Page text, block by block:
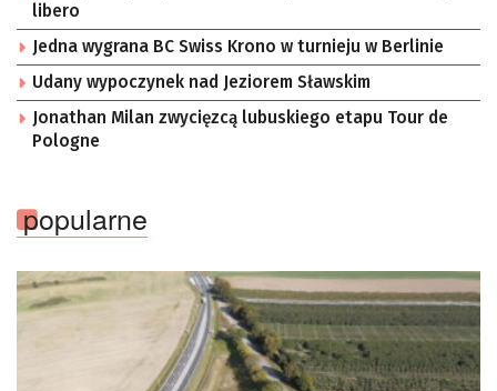
libero
Jedna wygrana BC Swiss Krono w turnieju w Berlinie
Udany wypoczynek nad Jeziorem Sławskim
Jonathan Milan zwycięzcą lubuskiego etapu Tour de
Pologne
popularne